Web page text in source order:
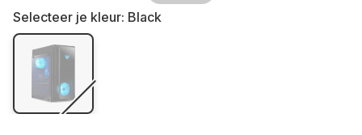
Selecteer je kleur: Black